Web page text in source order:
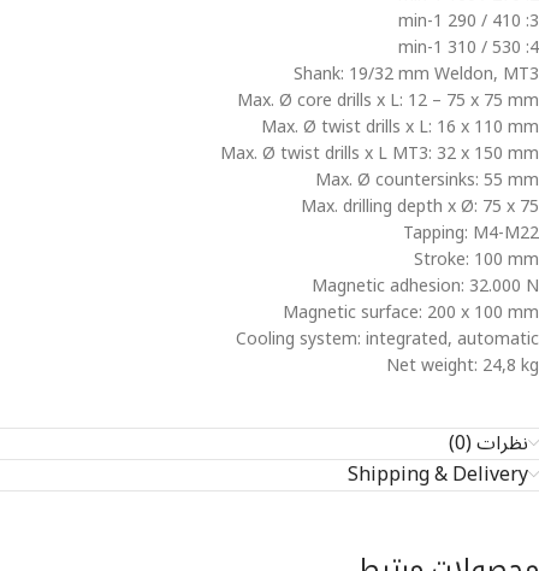
3: 410 / 290 min-1
4: 530 / 310 min-1
Shank: 19/32 mm Weldon, MT3
Max. Ø core drills x L: 12 – 75 x 75 mm
Max. Ø twist drills x L: 16 x 110 mm
Max. Ø twist drills x L MT3: 32 x 150 mm
Max. Ø countersinks: 55 mm
Max. drilling depth x Ø: 75 x 75
Tapping: M4-M22
Stroke: 100 mm
Magnetic adhesion: 32.000 N
Magnetic surface: 200 x 100 mm
Cooling system: integrated, automatic
Net weight: 24,8 kg
نظرات (0)
Shipping & Delivery